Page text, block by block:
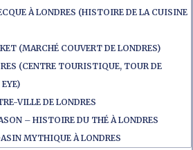
À LONDRES (HISTOIRE DE LA CUISINE
(MARCHÉ COUVERT DE LONDRES)
(CENTRE TOURISTIQUE, TOUR DE
VILLE DE LONDRES
– HISTOIRE DU THÉ À LONDRES
MYTHIQUE À LONDRES